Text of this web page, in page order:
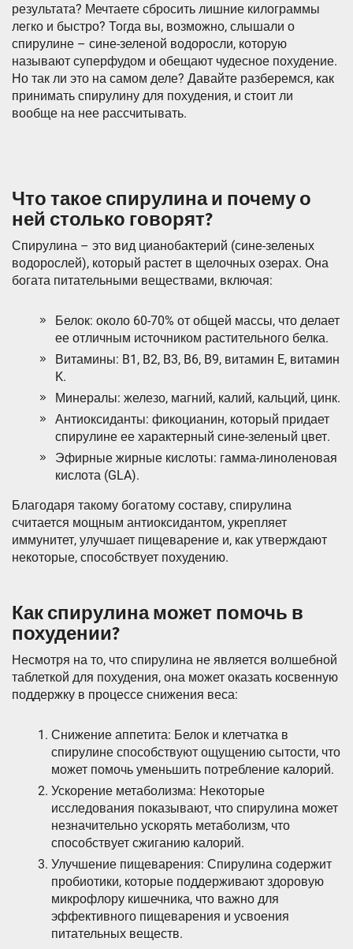
результата? Мечтаете сбросить лишние килограммы
легко и быстро? Тогда вы, возможно, слышали о
спирулине – сине-зеленой водоросли, которую
называют суперфудом и обещают чудесное похудение.
Но так ли это на самом деле? Давайте разберемся, как
принимать спирулину для похудения, и стоит ли
вообще на нее рассчитывать.
Что такое спирулина и почему о
ней столько говорят?
Спирулина – это вид цианобактерий (сине-зеленых
водорослей), который растет в щелочных озерах. Она
богата питательными веществами, включая:
Белок: около 60-70% от общей массы, что делает
ее отличным источником растительного белка.
Витамины: B1, B2, B3, B6, B9, витамин E, витамин
K.
Минералы: железо, магний, калий, кальций, цинк.
Антиоксиданты: фикоцианин, который придает
спирулине ее характерный сине-зеленый цвет.
Эфирные жирные кислоты: гамма-линоленовая
кислота (GLA).
Благодаря такому богатому составу, спирулина
считается мощным антиоксидантом, укрепляет
иммунитет, улучшает пищеварение и, как утверждают
некоторые, способствует похудению.
Как спирулина может помочь в
похудении?
Несмотря на то, что спирулина не является волшебной
таблеткой для похудения, она может оказать косвенную
поддержку в процессе снижения веса:
Снижение аппетита: Белок и клетчатка в
спирулине способствуют ощущению сытости, что
может помочь уменьшить потребление калорий.
Ускорение метаболизма: Некоторые
исследования показывают, что спирулина может
незначительно ускорять метаболизм, что
способствует сжиганию калорий.
Улучшение пищеварения: Спирулина содержит
пробиотики, которые поддерживают здоровую
микрофлору кишечника, что важно для
эффективного пищеварения и усвоения
питательных веществ.